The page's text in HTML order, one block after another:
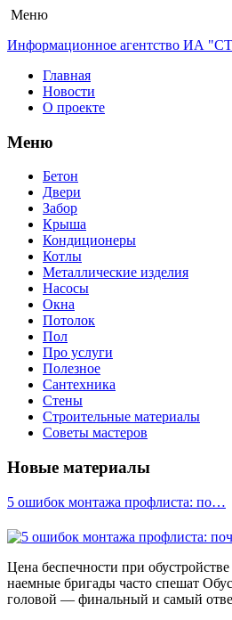
Меню
Информационное агентство ИА
Главная
Новости
О проекте
Меню
Бетон
Двери
Забор
Крыша
Кондиционеры
Котлы
Металлические изделия
Насосы
Окна
Потолок
Пол
Про услуги
Полезное
Сантехника
Стены
Строительные материалы
Советы мастеров
Новые материалы
5 ошибок монтажа профлиста: по…
Цена беспечности при
наемные бригады часто спешат
головой — финальный и самый